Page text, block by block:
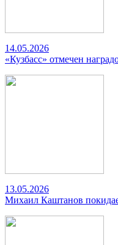
14.05.2026
«Кузбасс» отмечен
13.05.2026
Михаил Каштанов